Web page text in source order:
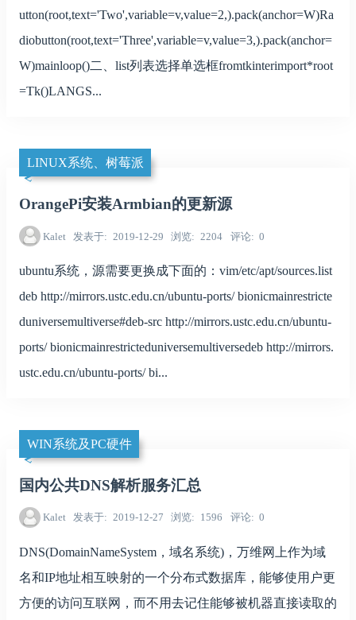
utton(root,text='Two',variable=v,value=2,).pack(anchor=W)Ra
diobutton(root,text='Three',variable=v,value=3,).pack(anchor=
W)mainloop()二、list列表选择单选框fromtkinterimport*root
=Tk()LANGS...
LINUX系统、树莓派
OrangePi安装Armbian的更新源
Kalet 发表于 2019-12-29 浏览 2204 评论 0
ubuntu系统，源需要更换成下面的：vim/etc/apt/sources.list
deb http://mirrors.ustc.edu.cn/ubuntu-ports/ bionicmainrestricte
duniversemultiverse#deb-src http://mirrors.ustc.edu.cn/ubuntu-
ports/ bionicmainrestricteduniversemultiversedeb http://mirrors.
ustc.edu.cn/ubuntu-ports/ bi...
WIN系统及PC硬件
国内公共DNS解析服务汇总
Kalet 发表于 2019-12-27 浏览 1596 评论 0
DNS(DomainNameSystem，域名系统)，万维网上作为域
名和IP地址相互映射的一个分布式数据库，能够使用户更
方便的访问互联网，而不用去记住能够被机器直接读取的